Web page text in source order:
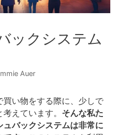
ックシステム
Auer
い物をする際に、少しで
えています。 そんな私た
バックシステムは非常に